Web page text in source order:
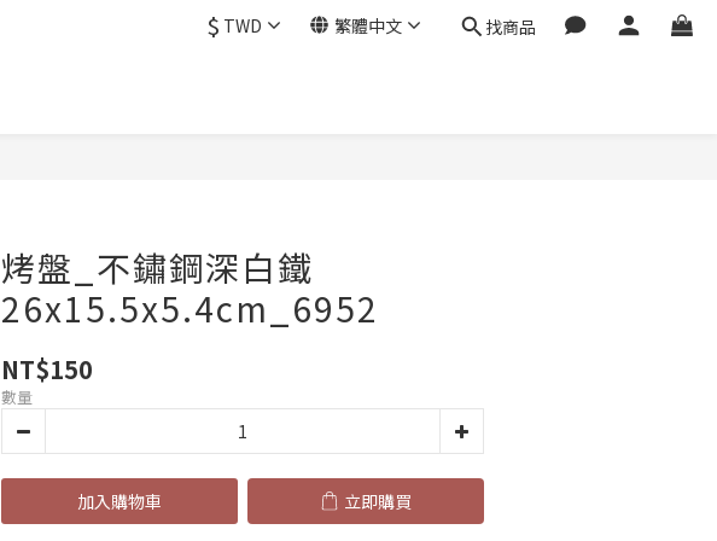
$ TWD 繁體中文 找商品
烤盤_不鏽鋼深白鐵
26x15.5x5.4cm_6952
NT$150
數量
加入購物車 立即購買